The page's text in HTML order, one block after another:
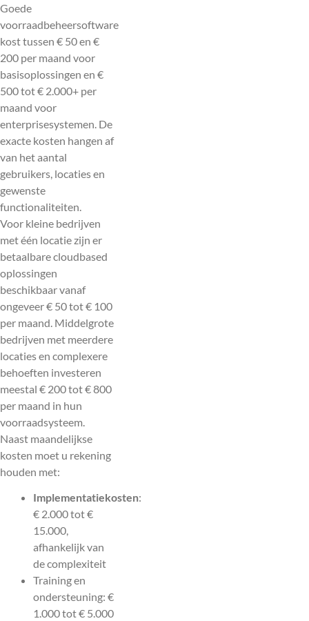
Goede
voorraadbeheersoftware
kost tussen € 50 en €
200 per maand voor
basisoplossingen en €
500 tot € 2.000+ per
maand voor
enterprisesystemen. De
exacte kosten hangen af
van het aantal
gebruikers, locaties en
gewenste
functionaliteiten.
Voor kleine bedrijven
met één locatie zijn er
betaalbare cloudbased
oplossingen
beschikbaar vanaf
ongeveer € 50 tot € 100
per maand. Middelgrote
bedrijven met meerdere
locaties en complexere
behoeften investeren
meestal € 200 tot € 800
per maand in hun
voorraadsysteem.
Naast maandelijkse
kosten moet u rekening
houden met:
Implementatiekosten:
€ 2.000 tot €
15.000,
afhankelijk van
de complexiteit
Training en
ondersteuning: €
1.000 tot € 5.000